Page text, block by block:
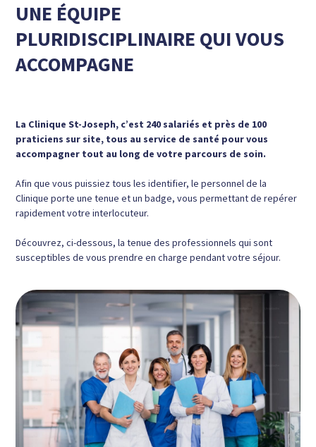
UNE ÉQUIPE
PLURIDISCIPLINAIRE QUI VOUS
ACCOMPAGNE
La Clinique St-Joseph, c’est 240 salariés et près de 100
praticiens sur site, tous au service de santé pour vous
accompagner tout au long de votre parcours de soin.
Afin que vous puissiez tous les identifier, le personnel de la
Clinique porte une tenue et un badge, vous permettant de repérer
rapidement votre interlocuteur.
Découvrez, ci-dessous, la tenue des professionnels qui sont
susceptibles de vous prendre en charge pendant votre séjour.